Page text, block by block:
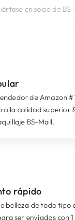
en socio de
de Amazon
la calidad superior
BS-Mall.
rápido
belleza de todo tipo
ser enviados con